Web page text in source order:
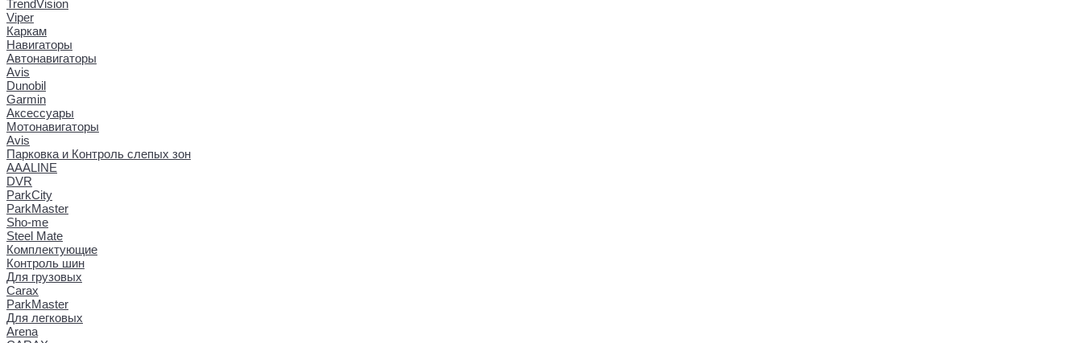
TrendVision
Viper
Каркам
Навигаторы
Автонавигаторы
Avis
Dunobil
Garmin
Аксессуары
Мотонавигаторы
Avis
Парковка и Контроль слепых зон
AAALINE
DVR
ParkCity
ParkMaster
Sho-me
Steel Mate
Комплектующие
Контроль шин
Для грузовых
Carax
ParkMaster
Для легковых
Arena